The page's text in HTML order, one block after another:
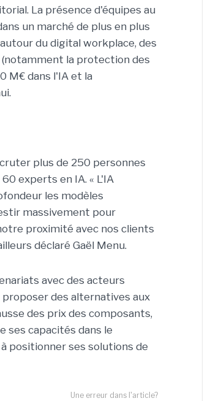
La présence d'équipes au
un marché de plus en plus
du digital workplace, des
la protection des
M€ dans l'IA et la
plus de 250 personnes
experts en IA. « L'IA
les modèles
massivement pour
proximité avec nos clients
déclaré Gaël Menu.
avec des acteurs
proposer des alternatives aux
des prix des composants,
ses capacités dans le
positionner ses solutions de
Une erreur dans l'article?